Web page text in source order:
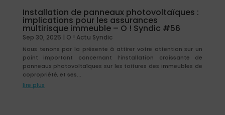
Installation de panneaux photovoltaïques :
implications pour les assurances
multirisque immeuble – O ! Syndic #56
Sep 30, 2025 | O ! Actu Syndic
Nous tenons par la présente à attirer votre attention sur un
point important concernant l’installation croissante de
panneaux photovoltaïques sur les toitures des immeubles de
copropriété, et ses...
lire plus